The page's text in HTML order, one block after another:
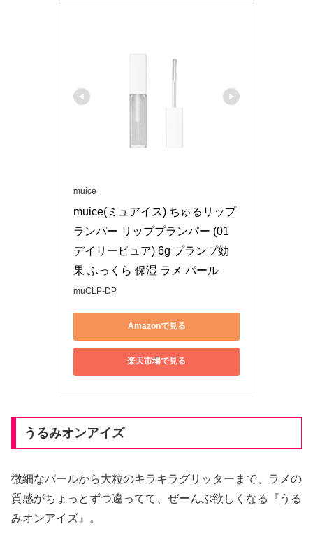
muice
muice(ミュアイス) ちゅるリップ
ランパー リッププランパー (01
デイリーピュア) 6g プランプ効
果 ふっくら 保湿 ラメ パール
muCLP-DP
Amazonで見る
楽天市場で見る
うるみオンアイズ
微細なパールから大粒のキラキラグリッターまで、ラメの
質感がちょっとずつ違ってて、ぜーんぶ欲しくなる『うる
みオンアイズ』。